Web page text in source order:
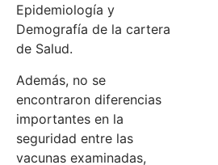
Epidemiología y
Demografía de la cartera
de Salud.
Además, no se
encontraron diferencias
importantes en la
seguridad entre las
vacunas examinadas,